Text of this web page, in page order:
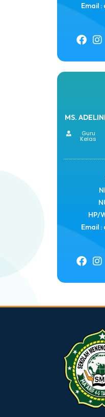
Email
MS.
Guru
Kelas
HP/
Email